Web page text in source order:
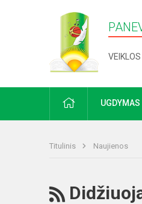
PRADŽIAUGDYMAS
Titulinis Naujienos
RSS